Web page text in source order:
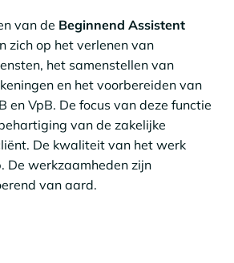
van de Beginnend Assistent
zich op het verlenen van
het samenstellen van
en het voorbereiden van
en VpB. De focus van deze functie
van de zakelijke
De kwaliteit van het werk
De werkzaamheden zijn
van aard.